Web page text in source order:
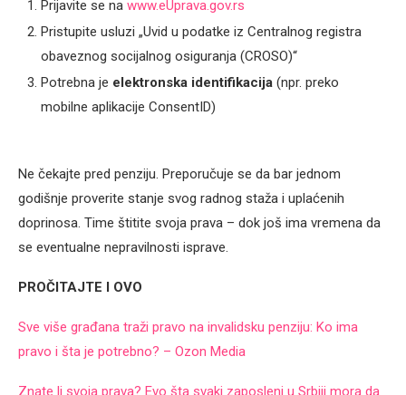
Prijavite se na www.eUprava.gov.rs
Pristupite usluzi „Uvid u podatke iz Centralnog registra
obaveznog socijalnog osiguranja (CROSO)“
Potrebna je elektronska identifikacija (npr. preko
mobilne aplikacije ConsentID)
Ne čekajte pred penziju. Preporučuje se da bar jednom
godišnje proverite stanje svog radnog staža i uplaćenih
doprinosa. Time štitite svoja prava – dok još ima vremena da
se eventualne nepravilnosti isprave.
PROČITAJTE I OVO
Sve više građana traži pravo na invalidsku penziju: Ko ima
pravo i šta je potrebno? – Ozon Media
Znate li svoja prava? Evo šta svaki zaposleni u Srbiji mora da